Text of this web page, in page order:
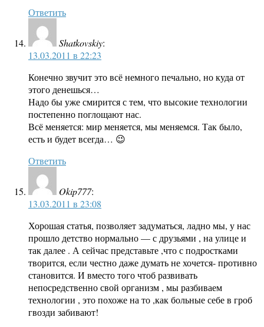
Ответить
Shatkovskiy:
13.03.2011 в 22:23
Конечно звучит это всё немного печально, но куда от
этого денешься…
Надо бы уже смирится с тем, что высокие технологии
постепенно поглощают нас.
Всё меняется: мир меняется, мы меняемся. Так было,
есть и будет всегда… 😉
Ответить
Okip777:
13.03.2011 в 23:08
Хорошая статья, позволяет задуматься, ладно мы, у нас
прошло детство нормально — с друзьями , на улице и
так далее . А сейчас представьте ,что с подростками
творится, если честно даже думать не хочется- противно
становится. И вместо того чтоб развивать
непосредственно свой организм , мы разбиваем
технологии , это похоже на то ,как больные себе в гроб
гвозди забивают!